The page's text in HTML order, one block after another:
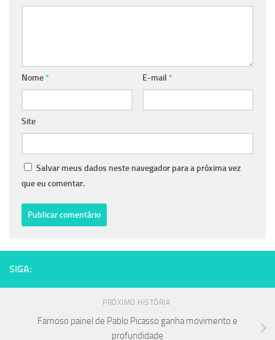
Nome* E-mail *
Site
Salvar meus dados neste navegador para a próxima vez
que eu comentar.
SIGA:
PRÓXIMO HISTÓRIA
Famoso painel de Pablo Picasso ganha movimento e
profundidade